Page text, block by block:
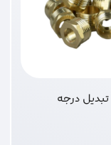
تبدیل درجه